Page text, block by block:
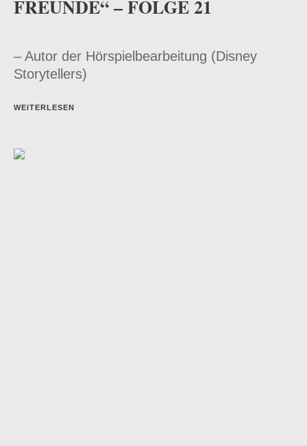
FREUNDE“ – FOLGE 21
– Autor der Hörspielbearbeitung (Disney
Storytellers)
WEITERLESEN